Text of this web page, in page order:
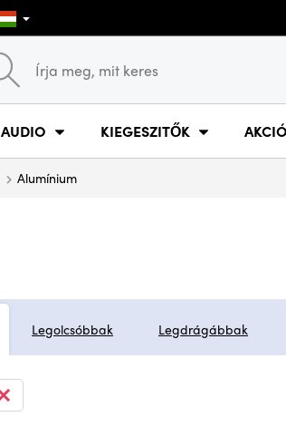
AUDIO KIEGESZITŐK
Alumínium
Legolcsóbbak Legdrágábbak